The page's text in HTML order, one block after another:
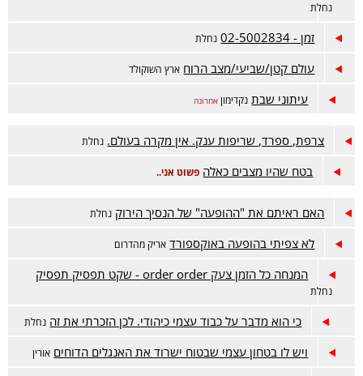
נחלת
זמן - 02-5002834 נחלת
עולם קטן/שביעי/מצב הרוח ארץ השוקולד
עיתוני שבת נקדימון אחרונה
צרפת, ספרד, שריפות ענק. אין מקרה בעולם. נחלת
בטח שהיו מצבים כאלה פשוט אני..
האם ראיתם את "ההופעה" של הנסיך הירוק נחלת
לא צפיתי בהופעה באוקספורד אריק מהדרום
המנחה כל הזמן צעק order order - שקט תפסיק תפסיק
נחלת
כי הוא מדבר על כבוד עצמי כיהודי. לכן הזכרתי את זה נחלת
ויש לו בטחון עצמי שבטוח ישרוד את האנגלים הדוחים אורין